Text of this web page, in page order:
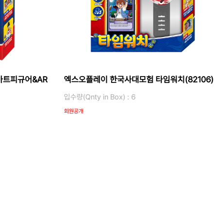
트피규어&AR
엑스오플레이 한국사대모험 타임워치(82106)
입수량(Qnty in Box) : 6
회원공개